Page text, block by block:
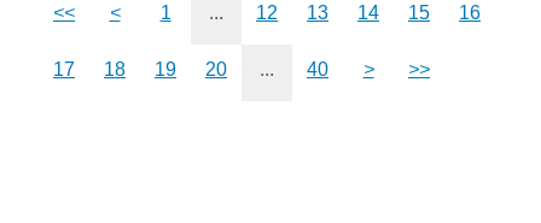
<< < 1 ... 12 13 14 15 16
17 18 19 20 ... 40 > >>